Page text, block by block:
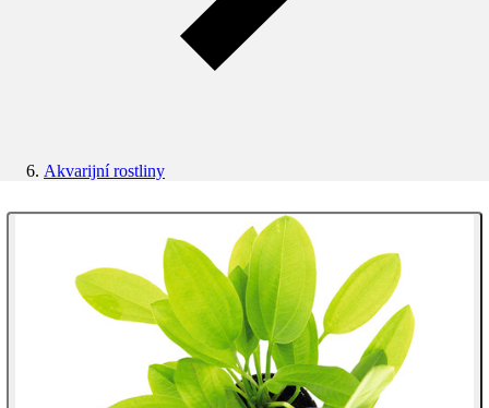
Akvarijní rostliny